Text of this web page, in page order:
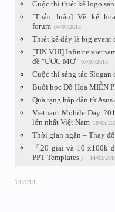
Cuộc thi thiết kế logo
[Thảo luận] Về kế
forum 04/07/2013
Thiết kế đây là big event
[TIN VUI] Infinite
đề "ƯỚC MƠ" 03/07/2015
Cuộc thi sáng tác Slogan
Buổi học Đồ Họa MIỄN
Quà tặng hấp dẫn từ
Vietnam Mobile Day
lớn nhất Việt Nam 18/05/
Thời gian ngắn – Thay
「20 giải và 10 x100k
PPT Templates」
14/03/
14/3/14